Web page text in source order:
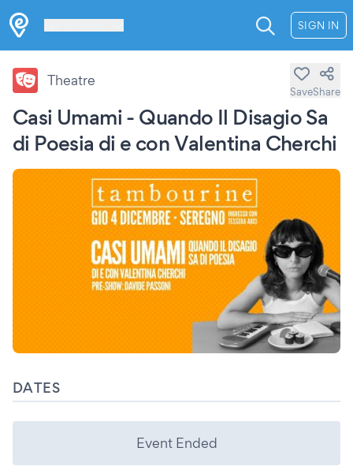
SIGN IN
Casi Umami - Quando Il Disagio Sa
di Poesia di e con Valentina Cherchi
Theatre
SaveShare
DATES
Event Ended